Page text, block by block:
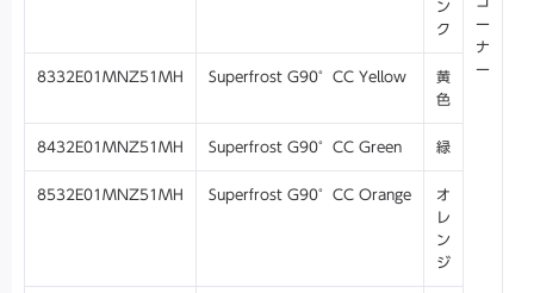
ー
ナ
ー
ン
ク
8332E01MNZ51MH Superfrost G90°CC Yellow
黄
色
8432E01MNZ51MH Superfrost G90°CC Green 緑
8532E01MNZ51MH Superfrost G90°CC Orange
オ
レ
ン
ジ